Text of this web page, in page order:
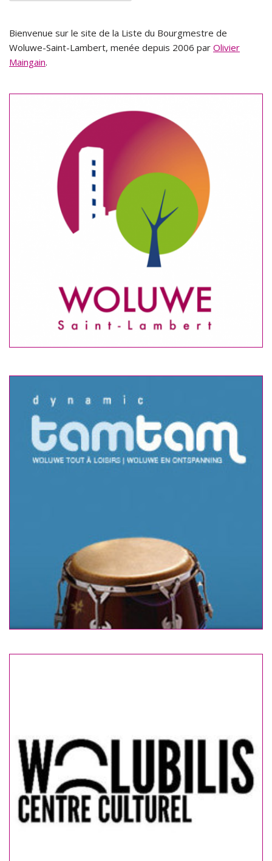
Bienvenue sur le site de la Liste du Bourgmestre de
Woluwe-Saint-Lambert, menée depuis 2006 par Olivier
Maingain.